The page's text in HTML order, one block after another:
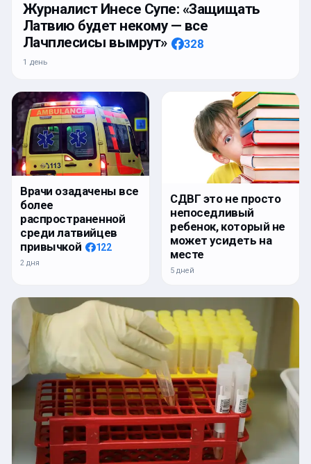
Журналист Инесе Супе: «Защищать
Латвию будет некому — все
Лачплесисы вымрут»
328
1 день
Врачи озадачены все
более
распространенной
среди латвийцев
привычкой
122
2 дня
СДВГ это не просто
непоседливый
ребенок, который не
может усидеть на
месте
5 дней